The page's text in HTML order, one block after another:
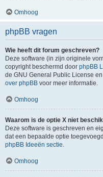
Omhoog
phpBB vragen
Wie heeft dit forum geschreven?
Deze software (in zijn originele
copyright beschermd door phpBB
de GNU General Public License
over phpBB voor meer informatie.
Omhoog
Waarom is de optie X niet
Deze software is geschreven en
dat een bepaalde optie
phpBB Ideeën sectie
Omhoog